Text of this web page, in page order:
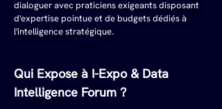
dialoguer avec praticiens exigeants disposant
d'expertise pointue et de budgets dédiés à
l'intelligence stratégique.
Qui Expose à I-Expo & Data
Intelligence Forum ?